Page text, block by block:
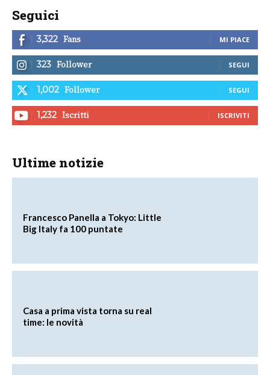
Seguici
3,322 Fans MI PIACE
323 Follower SEGUI
1,002 Follower SEGUI
1,232 Iscritti ISCRIVITI
Ultime notizie
Francesco Panella a Tokyo: Little
Big Italy fa 100 puntate
Casa a prima vista torna su real
time: le novità